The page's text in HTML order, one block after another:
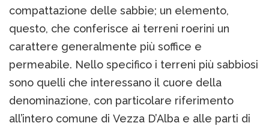
compattazione delle sabbie; un elemento,
questo, che conferisce ai terreni roerini un
carattere generalmente più soffice e
permeabile. Nello specifico i terreni più sabbiosi
sono quelli che interessano il cuore della
denominazione, con particolare riferimento
all’intero comune di Vezza D’Alba e alle parti di